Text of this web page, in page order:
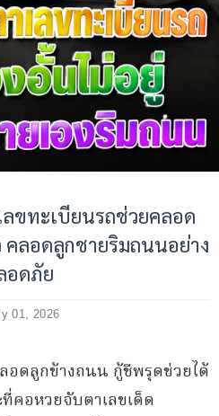
ขทะเบียนรถช่วยคลอด
คลอดลูกชายริมถนนอย่าง
อดภัย
01, 2026
อดลูกข้างถนน กู้ชีพรุดช่วยได้
อหวยจับตาเลขเด็ด